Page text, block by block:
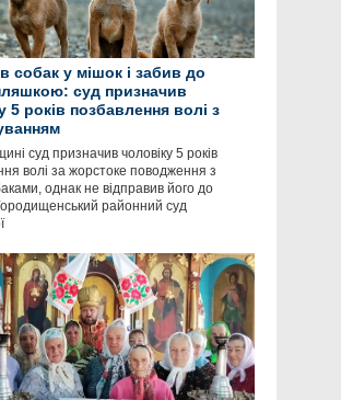
собак у мішок і забив до
суд призначив
5 років позбавлення волі з
суд призначив чоловіку 5 років
волі за жорстоке поводження з
однак не відправив його до
районний суд